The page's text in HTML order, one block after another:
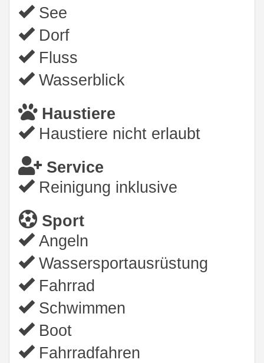
See
Dorf
Fluss
Wasserblick
Haustiere
Haustiere nicht erlaubt
Service
Reinigung inklusive
Sport
Angeln
Wassersportausrüstung
Fahrrad
Schwimmen
Boot
Fahrradfahren